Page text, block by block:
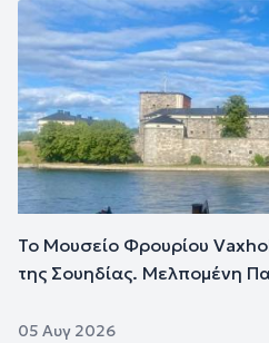
Εικόνα
Το Μουσείο Φρουρίου
της Σουηδίας. Μελπομένη
05 Αυγ 2026